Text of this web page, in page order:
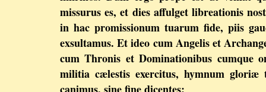
missurus es, et dies affulget libreationis
in hac promissionum tuarum fide, piis
exsultamus. Et ideo cum Angelis et
cum Thronis et Dominationibus cumque
militia cælestis exercitus, hymnum gloriæ